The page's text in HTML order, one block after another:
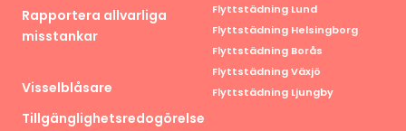
Rapportera allvarliga
misstankar
Visselblåsare
Tillgänglighetsredogörelse
Flyttstädning Lund
Flyttstädning Helsingborg
Flyttstädning Borås
Flyttstädning Växjö
Flyttstädning Ljungby